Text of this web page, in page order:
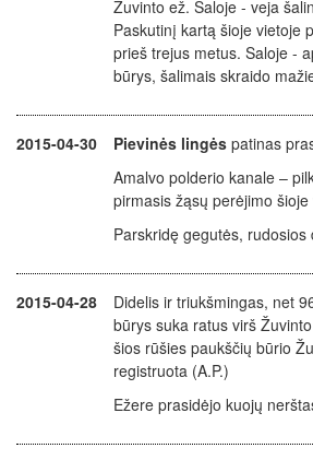
Žuvinto ež. Saloje - veja
Paskutinį kartą šioje vietoje
prieš trejus metus. Saloje -
būrys, šalimais skraido
2015-04-30 Pievinės lingės patinas
Amalvo polderio kanale –
pirmasis žąsų perėjimo
Parskridę gegutės, rudosios
2015-04-28 Didelis ir triukšmingas, net
būrys suka ratus virš
šios rūšies paukščių būrio
registruota (A.P.)
Ežere prasidėjo kuojų